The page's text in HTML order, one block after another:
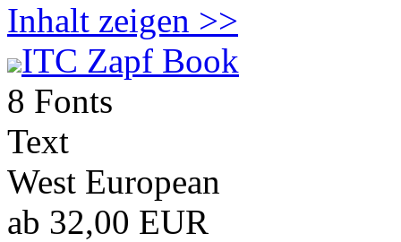
Inhalt zeigen >>
ITC Zapf Book
8 Fonts
Text
West European
ab 32,00 EUR